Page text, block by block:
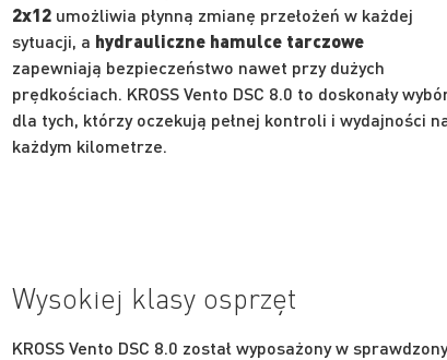
2x12 umożliwia płynną zmianę przełożeń w każdej
sytuacji, a hydrauliczne hamulce tarczowe
zapewniają bezpieczeństwo nawet przy dużych
prędkościach. KROSS Vento DSC 8.0 to doskonały
dla tych, którzy oczekują pełnej kontroli i wydajności
każdym kilometrze.
Wysokiej klasy osprzęt
KROSS Vento DSC 8.0 został wyposażony w